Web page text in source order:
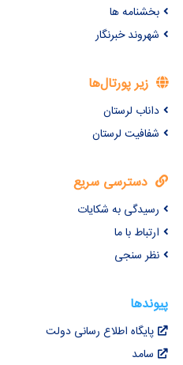
بخشنامه ها
شهروند خبرنگار
زیر پورتال‌ها
داناب لرستان
شفافیت لرستان
دسترسی سریع
رسیدگی به شکایات
ارتباط با ما
نظر سنجی
پیوندها
پایگاه اطلاع رسانی دولت
سامد